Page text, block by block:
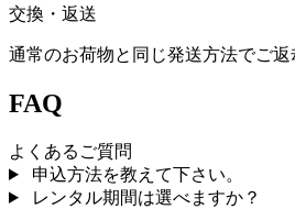
交換・返送
通常のお荷物と同じ発送方法でご返
FAQ
よくあるご質問
申込方法を教えて下さい。
レンタル期間は選べますか？